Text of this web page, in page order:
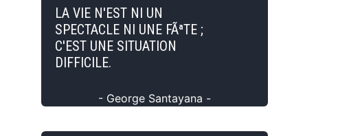
LA VIE N'EST NI UN
SPECTACLE NI UNE FÃªTE ;
C'EST UNE SITUATION
DIFFICILE.
- George Santayana -